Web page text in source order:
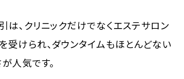
、クリニックだけでなくエステサロン
受けられ、ダウンタイムもほとんどない
人気です。